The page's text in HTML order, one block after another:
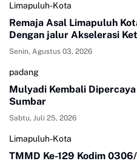
Limapuluh-Kota
Remaja Asal Limapuluh
Dengan jalur Akselerasi
Senin, Agustus 03, 2026
padang
Mulyadi Kembali
Sumbar
Sabtu, Juli 25, 2026
Limapuluh-Kota
TMMD Ke-129 Kodim